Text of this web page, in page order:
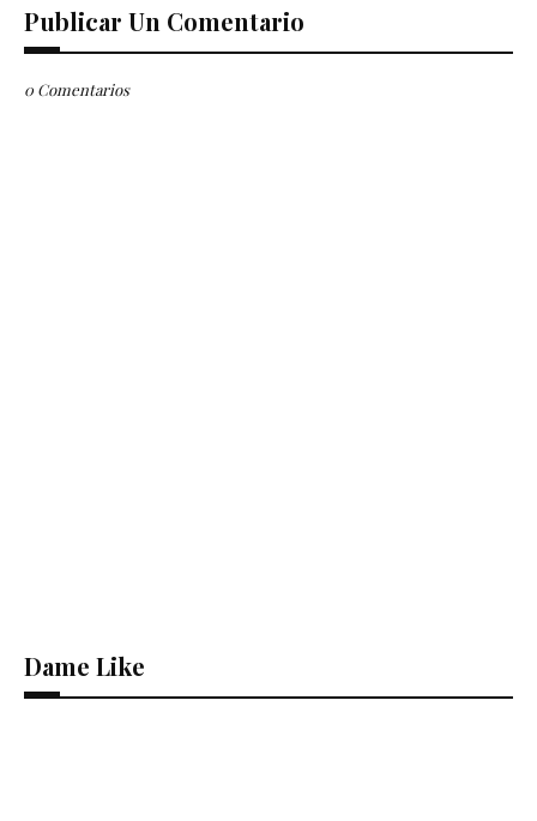
Publicar Un Comentario
0 Comentarios
Dame Like